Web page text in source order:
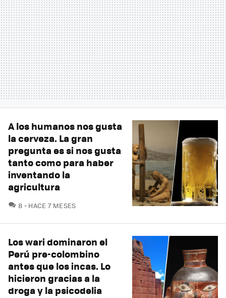
A los humanos nos gusta
la cerveza. La gran
pregunta es si nos gusta
tanto como para haber
inventando la
agricultura
8 COMENTARIOS
HACE 7 MESES
Los wari dominaron el
Perú pre-colombino
antes que los incas. Lo
hicieron gracias a la
droga y la psicodelia